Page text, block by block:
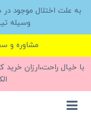
به علت اختلال موجود
وسیله
مشاوره و سفارش
با خیال راحت،ارزان